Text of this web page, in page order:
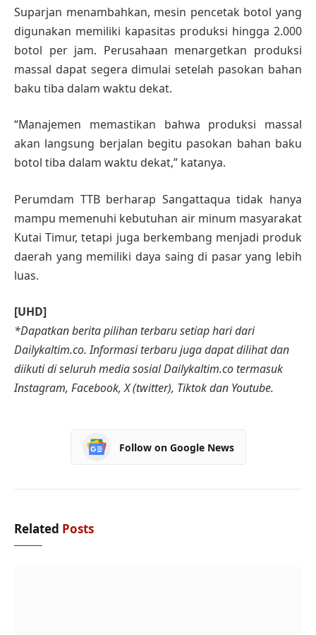
Suparjan menambahkan, mesin pencetak botol yang
digunakan memiliki kapasitas produksi hingga 2.000
botol per jam. Perusahaan menargetkan produksi
massal dapat segera dimulai setelah pasokan bahan
baku tiba dalam waktu dekat.
“Manajemen memastikan bahwa produksi massal
akan langsung berjalan begitu pasokan bahan baku
botol tiba dalam waktu dekat,” katanya.
Perumdam TTB berharap Sangattaqua tidak hanya
mampu memenuhi kebutuhan air minum masyarakat
Kutai Timur, tetapi juga berkembang menjadi produk
daerah yang memiliki daya saing di pasar yang lebih
luas.
[UHD]
*Dapatkan berita pilihan terbaru setiap hari dari
Dailykaltim.co. Informasi terbaru juga dapat dilihat dan
diikuti di seluruh media sosial Dailykaltim.co termasuk
Instagram, Facebook, X (twitter), Tiktok dan Youtube.
Follow on Google News
Related Posts